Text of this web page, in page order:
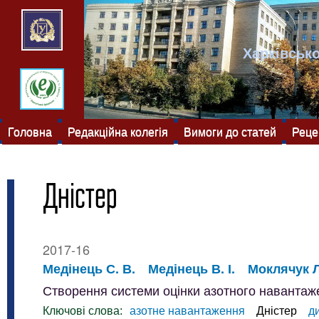
Головна Редакційна колегія Вимоги до статей
Дністер
2017-16
Медінець С. В.
Медінець В. І. Моклячук
Створення системи оцінки азотного
Ключові слова: азотне навантаження Дністер